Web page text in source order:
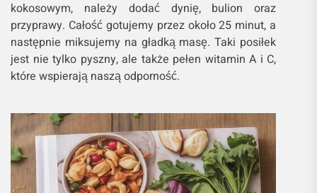
kokosowym, należy dodać dynię, bulion oraz
przyprawy. Całość gotujemy przez około 25 minut, a
następnie miksujemy na gładką masę. Taki posiłek
jest nie tylko pyszny, ale także pełen witamin A i C,
które wspierają naszą odporność.